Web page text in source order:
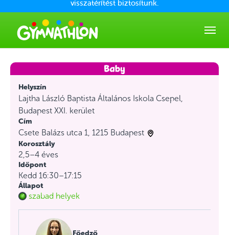
visszatérítést biztosítunk.
Helyszín
Lajtha László Baptista Általános Iskola Csepel,
Budapest XXI. kerület
Cím
Csete Balázs utca 1, 1215 Budapest
Korosztály
2,5–4 éves
Időpont
Kedd 16:30–17:15
Állapot
szabad helyek
Főedző